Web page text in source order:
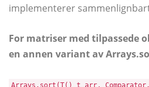
implementerer
For matriser med tilpassede
en annen variant av